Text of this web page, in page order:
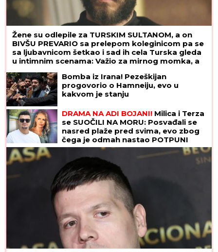
Žene su odlepile za TURSKIM SULTANOM, a on
BIVŠU PREVARIO sa prelepom koleginicom pa se
sa ljubavnicom šetkao i sad ih cela Turska gleda
u intimnim scenama: Važio za mirnog momka, a
Bomba iz Irana! Pezeškijan
progovorio o Hamneiju, evo u
kakvom je stanju
DRAMA NA ADI BOJANI! Milica i Terza
se SUOČILI NA MORU: Posvađali se
nasred plaže pred svima, evo zbog
čega je odmah nastao POTPUNI
HAOS